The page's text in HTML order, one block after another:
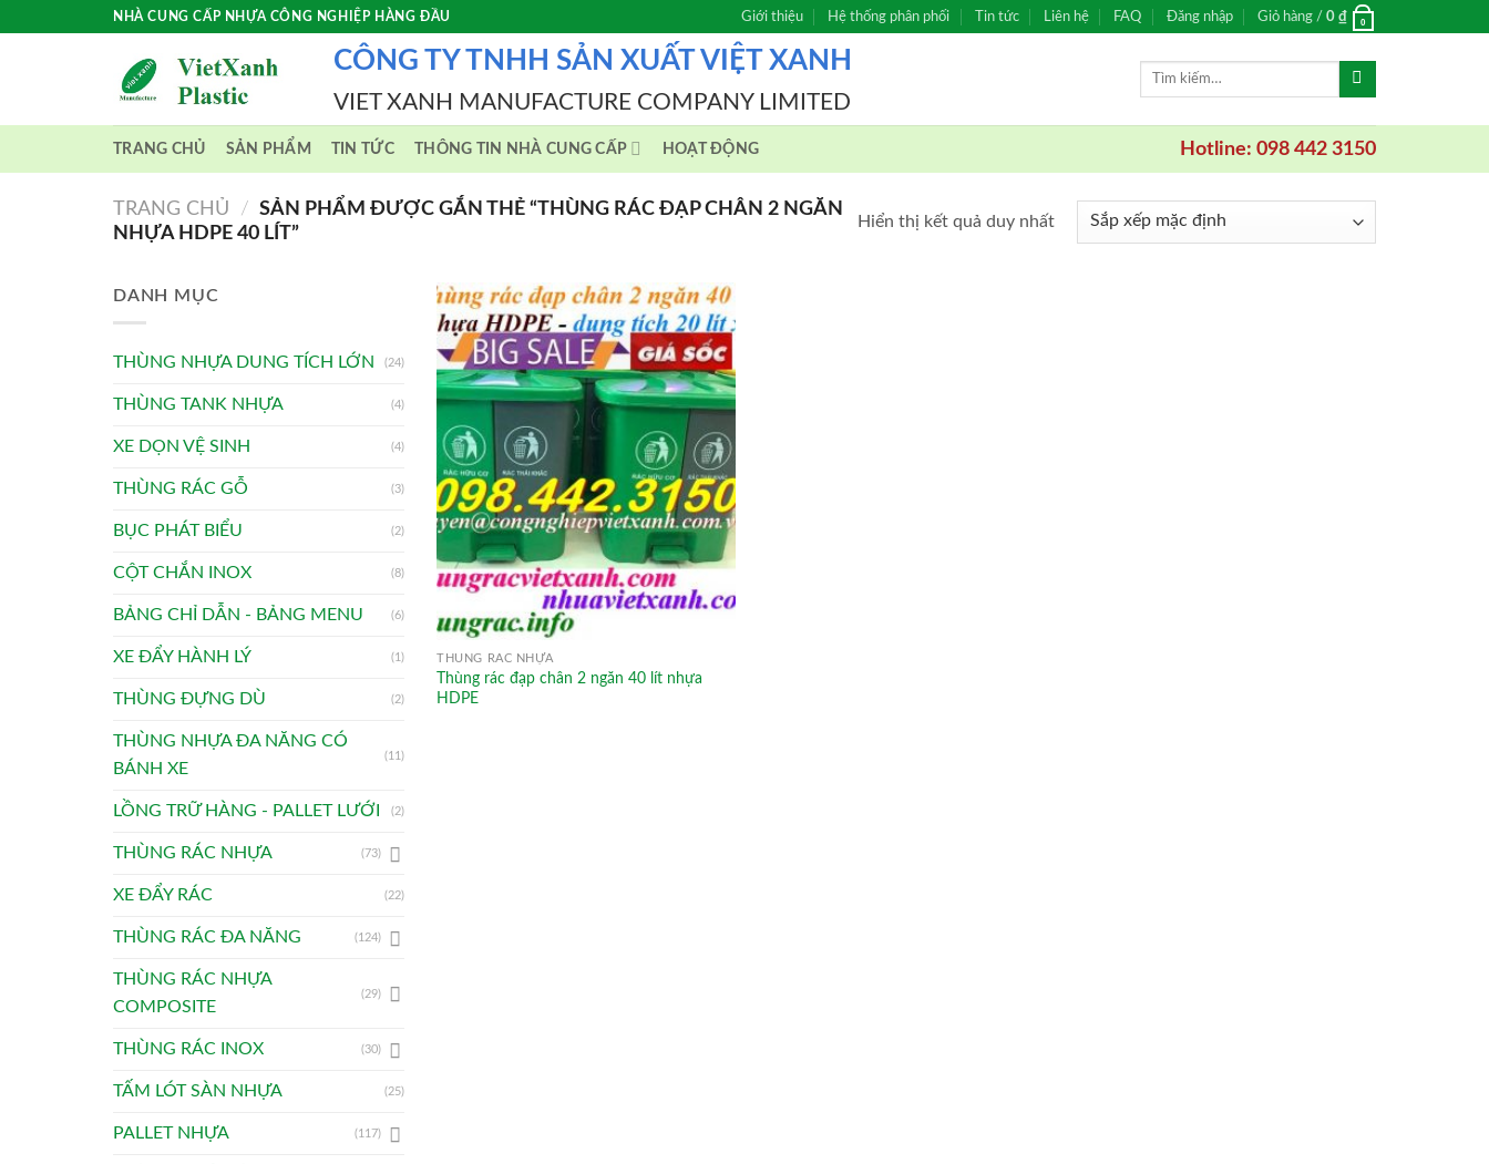
NHÀ CUNG CẤP NHỰA CÔNG NGHIỆP HÀNG ĐẦU Giới thiệu Hệ thống phân phối Tin tức Liên hệ FAQ Đăng nhập Giỏ hàng / 0 ₫ 0
CÔNG TY TNHH SẢN XUẤT VIỆT XANH
VIET XANH MANUFACTURE COMPANY LIMITED
Tìm
TRANG CHỦ SẢN PHẨM TIN TỨC THÔNG TIN NHÀ CUNG CẤP HOẠT ĐỘNG Hotline: 098 442 3150
TRANG CHỦ / SẢN PHẨM ĐƯỢC GẮN THẺ “THÙNG RÁC ĐẠP CHÂN 2 NGĂN
NHỰA HDPE 40 LÍT”
Hiển thị kết quả duy nhất
DANH MỤC
THÙNG NHỰA DUNG TÍCH LỚN (24)
THÙNG TANK NHỰA (4)
XE DỌN VỆ SINH (4)
THÙNG RÁC GỖ (3)
BỤC PHÁT BIỂU (2)
CỘT CHẮN INOX (8)
BẢNG CHỈ DẪN - BẢNG MENU (6)
XE ĐẨY HÀNH LÝ (1)
THÙNG ĐỰNG DÙ (2)
THÙNG NHỰA ĐA NĂNG CÓ
BÁNH XE
(11)
LỒNG TRỮ HÀNG - PALLET LƯỚI (2)
THÙNG RÁC NHỰA (73)
XE ĐẨY RÁC (22)
THÙNG RÁC ĐA NĂNG (124)
THÙNG RÁC NHỰA
COMPOSITE
(29)
THÙNG RÁC INOX (30)
TẤM LÓT SÀN NHỰA (25)
PALLET NHỰA (117)
THÙNG RÁC NHỰA
Thùng rác đạp chân 2 ngăn 40 lít nhựa
HDPE